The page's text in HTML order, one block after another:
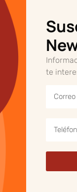
resultado de su
de
libre.
te